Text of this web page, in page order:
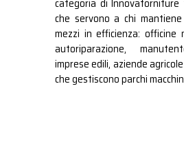
categoria di
che servono a chi
mezzi in efficienza: officine
autoriparazione,
imprese edili, aziende
che gestiscono parchi